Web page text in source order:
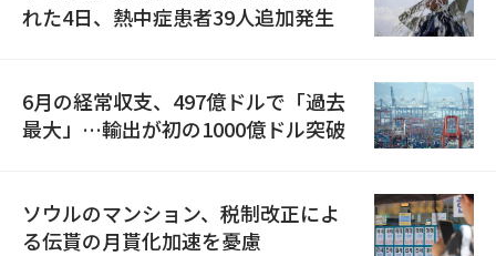
れた4日、熱中症患者39人追加発生
6月の経常収支、497億ドルで「過去
最大」…輸出が初の1000億ドル突破
ソウルのマンション、税制改正によ
る伝貰の月貰化加速を憂慮